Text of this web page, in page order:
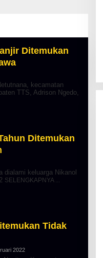
Ditemukan
kecamatan
TTS, Adrison Ngedo,
Ditemukan
dialami keluarga Nikanol
SELENGKAPNYA
Tidak
2022O